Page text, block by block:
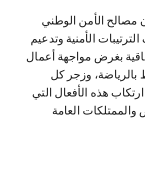
مصالح الأمن الوطني
الأمنية وتدعيم
بغرض مواجهة أعمال
بالرياضة، وزجر كل
هذه الأفعال التي
العامة